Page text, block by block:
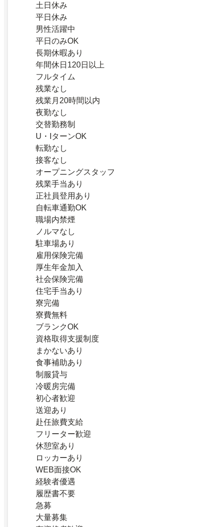
土日休み
平日休み
男性活躍中
平日のみOK
長期休暇あり
年間休日120日以上
フルタイム
残業なし
残業月20時間以内
夜勤なし
交替勤務制
U・IターンOK
転勤なし
接客なし
オープニングスタッフ
残業手当あり
正社員登用あり
自転車通勤OK
職場内禁煙
ノルマなし
駐車場あり
雇用保険完備
厚生年金加入
社会保険完備
住宅手当あり
寮完備
寮費無料
ブランクOK
資格取得支援制度
まかないあり
食事補助あり
制服貸与
冷暖房完備
初心者歓迎
送迎あり
赴任旅費支給
フリーター歓迎
休憩室あり
ロッカーあり
WEB面接OK
経験者優遇
履歴書不要
急募
大量募集